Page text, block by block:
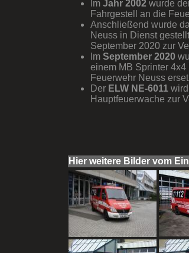
Im Jahr 2002 wurde
Fahrgestell an die
Anschließend wurde
Neuss in Dienst
September 2020 zur
Im September 2020
einem MB Sprinter
Feuerwehr Neuss
Der ELW NE-6011
Hauptfeuerwache zur
Hier weitere Bilder vom